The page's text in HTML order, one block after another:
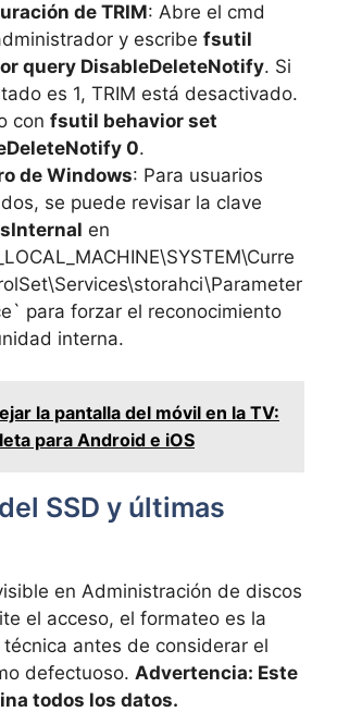
de TRIM: Abre el cmd
y escribe fsutil
query DisableDeleteNotify. Si
es 1, TRIM está desactivado.
con fsutil behavior set
0.
de Windows: Para usuarios
se puede revisar la clave
en
para forzar el reconocimiento
interna.
la pantalla del móvil en la TV:
para Android e iOS
SSD y últimas
en Administración de discos
el acceso, el formateo es la
antes de considerar el
defectuoso. Advertencia: Este
todos los datos.